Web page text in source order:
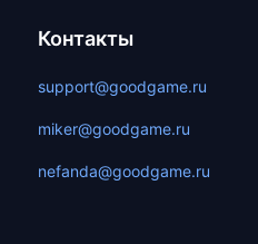
Контакты
support@goodgame.ru
miker@goodgame.ru
nefanda@goodgame.ru